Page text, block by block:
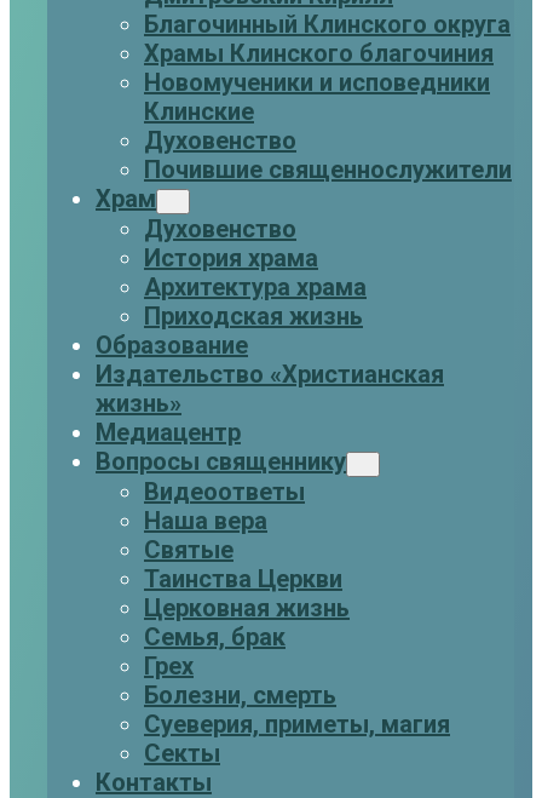
Благочинный Клинского округа
Храмы Клинского благочиния
Новомученики и исповедники
Клинские
Духовенство
Почившие священнослужители
Храм
Духовенство
История храма
Архитектура храма
Приходская жизнь
Образование
Издательство «Христианская
жизнь»
Медиацентр
Вопросы священнику
Видеоответы
Наша вера
Святые
Таинства Церкви
Церковная жизнь
Семья, брак
Грех
Болезни, смерть
Суеверия, приметы, магия
Секты
Контакты